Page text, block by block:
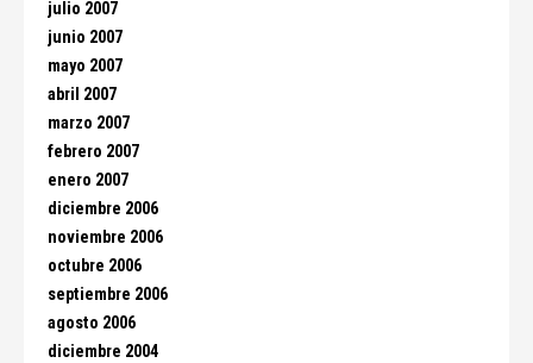
julio 2007
junio 2007
mayo 2007
abril 2007
marzo 2007
febrero 2007
enero 2007
diciembre 2006
noviembre 2006
octubre 2006
septiembre 2006
agosto 2006
diciembre 2004